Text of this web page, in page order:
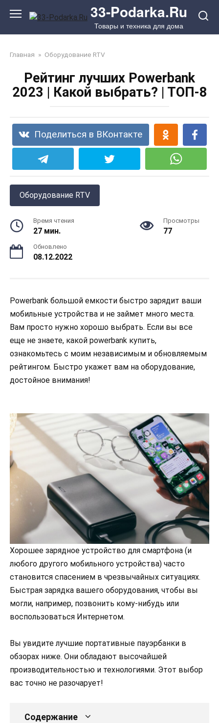
33-Podarka.Ru
Товары и техника для дома
Главная » Оборудование RTV
Рейтинг лучших Powerbank
2023 | Какой выбрать? | ТОП-8
Поделиться в ВКонтакте
Оборудование RTV
Время чтения
27 мин.
Просмотры
77
Обновлено
08.12.2022
Powerbank большой емкости быстро зарядит ваши
мобильные устройства и не займет много места.
Вам просто нужно хорошо выбрать. Если вы все
еще не знаете, какой powerbank купить,
ознакомьтесь с моим независимым и обновляемым
рейтингом. Быстро укажет вам на оборудование,
достойное внимания!
Хорошее зарядное устройство для смартфона (и
любого другого мобильного устройства) часто
становится спасением в чрезвычайных ситуациях.
Быстрая зарядка вашего оборудования, чтобы вы
могли, например, позвонить кому-нибудь или
воспользоваться Интернетом.
Вы увидите лучшие портативные пауэрбанки в
обзорах ниже. Они обладают высочайшей
производительностью и технологиями. Этот выбор
вас точно не разочарует!
Содержание